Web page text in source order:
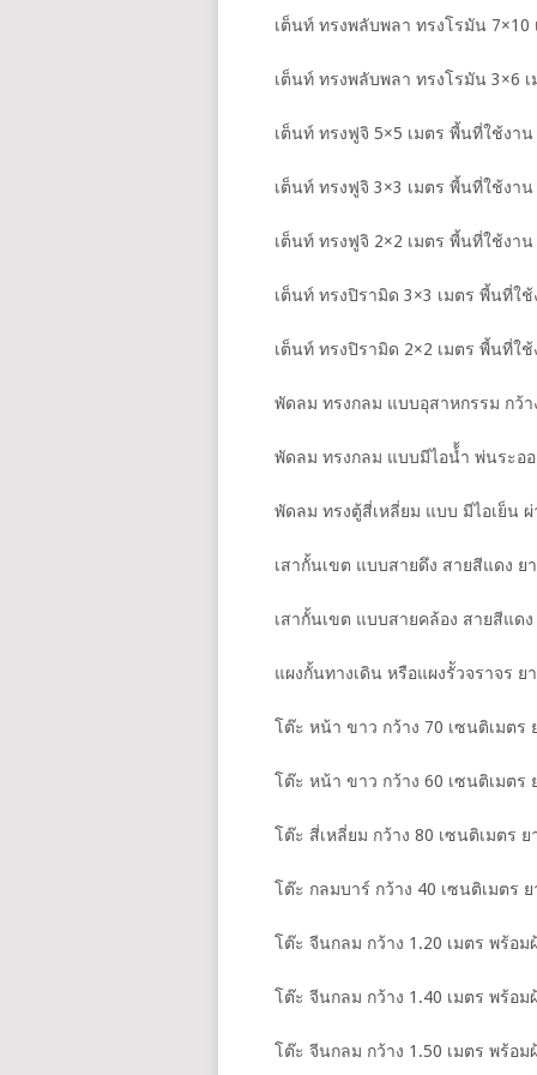
เต็นท์ ทรงพลับพลา ทรงโรมัน 7×10
เต็นท์ ทรงพลับพลา ทรงโรมัน 3×6
เต็นท์ ทรงฟูจิ 5×5 เมตร พี้นที่ใช้งาน
เต็นท์ ทรงฟูจิ 3×3 เมตร พี้นที่ใช้งาน
เต็นท์ ทรงฟูจิ 2×2 เมตร พี้นที่ใช้งาน
เต็นท์ ทรงปิรามิด 3×3 เมตร พี้นที่ใช้
เต็นท์ ทรงปิรามิด 2×2 เมตร พี้นที่ใช้
พัดลม ทรงกลม แบบอุสาหกรรม กว้
พัดลม ทรงกลม แบบมีไอน้้ำ พ่นระอ
พัดลม ทรงตู้สี่เหลี่ยม แบบ มีไอเย็น
เสากั้นเขต แบบสายดึง สายสีแดง ย
เสากั้นเขต แบบสายคล้อง สายสีแดง
แผงกั้นทางเดิน หรือแผงรััวจราจร ย
โต๊ะ หน้า ขาว กว้าง 70 เซนติเมตร
โต๊ะ หน้า ขาว กว้าง 60 เซนติเมตร
โต๊ะ สี่เหลี่ยม กว้าง 80 เซนติเมตร ย
โต๊ะ กลมบาร์ กว้าง 40 เซนติเมตร ย
โต๊ะ จีนกลม กว้าง 1.20 เมตร พร้อม
โต๊ะ จีนกลม กว้าง 1.40 เมตร พร้อม
โต๊ะ จีนกลม กว้าง 1.50 เมตร พร้อม